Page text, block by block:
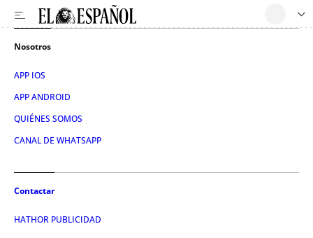
Nosotros
APP IOS
APP ANDROID
QUIÉNES SOMOS
CANAL DE WHATSAPP
Contactar
HATHOR PUBLICIDAD